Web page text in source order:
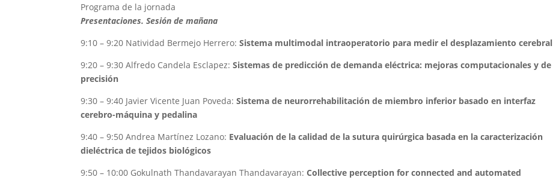
Programa de la jornada
Presentaciones. Sesión de mañana
9:10 – 9:20 Natividad Bermejo Herrero:Sistema multimodal intraoperatorio para medir el desplazamiento cerebral
9:20 – 9:30 Alfredo Candela Esclapez:Sistemas de predicción de demanda eléctrica: mejoras computacionales y de
precisión
9:30 – 9:40 Javier Vicente Juan Poveda:Sistema de neurorrehabilitación de miembro inferior basado en interfaz
cerebro-máquina y pedalina
9:40 – 9:50 Andrea Martínez Lozano: Evaluación de la calidad de la sutura quirúrgica basada en la caracterización
dieléctrica de tejidos biológicos
9:50 – 10:00 Gokulnath Thandavarayan Thandavarayan:Collective perception for connected and automated